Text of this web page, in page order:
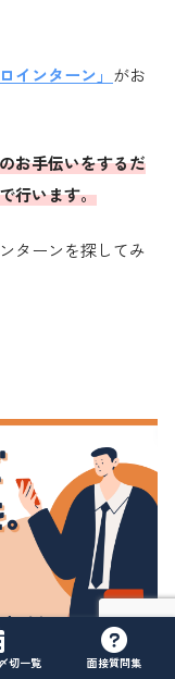
インターン」 がお
お手伝いをするだ
行います。
ターンを探してみ
切一覧 面接質問集